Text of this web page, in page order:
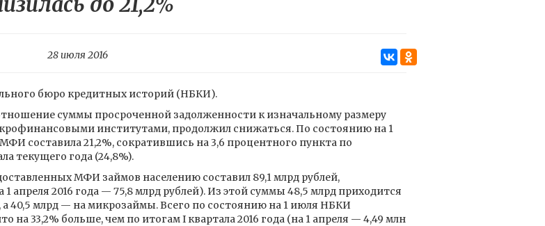
28 июля 2016
бюро кредитных историй (НБКИ).
суммы просроченной задолженности к изначальному размеру
институтами, продолжил снижаться. По состоянию на 1
составила 21,2%, сократившись на 3,6 процентного пункта по
текущего года (24,8%).
МФИ займов населению составил 89,1 млрд рублей,
1 апреля 2016 года — 75,8 млрд рублей). Из этой суммы 48,5 млрд приходится
40,5 млрд — на микрозаймы. Всего по состоянию на 1 июля НБКИ
на 33,2% больше, чем по итогам I квартала 2016 года (на 1 апреля — 4,49 млн